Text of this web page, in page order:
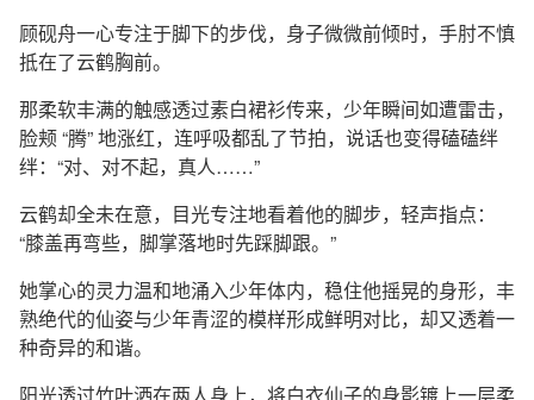
顾砚舟一心专注于脚下的步伐，身子微微前倾时，手肘不慎
抵在了云鹤胸前。
那柔软丰满的触感透过素白裙衫传来，少年瞬间如遭雷击，
脸颊 “腾” 地涨红，连呼吸都乱了节拍，说话也变得磕磕绊
绊：“对、对不起，真人……”
云鹤却全未在意，目光专注地看着他的脚步，轻声指点：
“膝盖再弯些，脚掌落地时先踩脚跟。”
她掌心的灵力温和地涌入少年体内，稳住他摇晃的身形，丰
熟绝代的仙姿与少年青涩的模样形成鲜明对比，却又透着一
种奇异的和谐。